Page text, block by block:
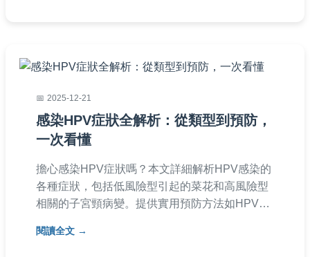
2025-12-21
感染HPV症狀全解析：從類型到預防，
一次看懂
擔心感染HPV症狀嗎？本文詳細解析HPV感染的
各種症狀，包括低風險型引起的菜花和高風險型
相關的子宮頸病變。提供實用預防方法如HPV疫
術。文中還包含常見問答，幫助您全面了解如何
閱讀全文